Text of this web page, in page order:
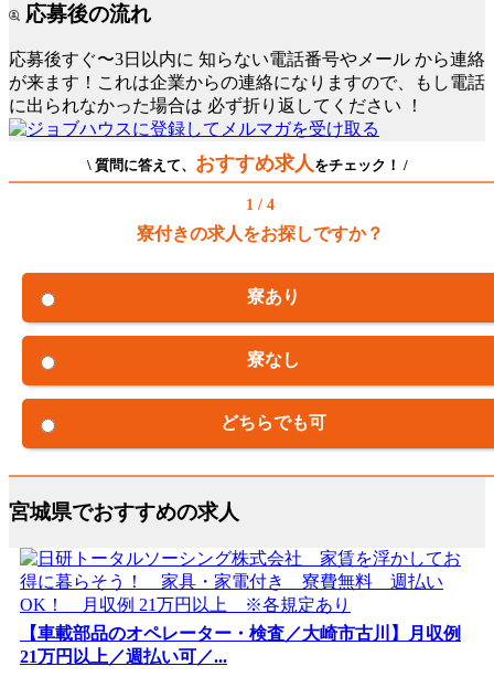
応募後の流れ
応募後すぐ〜3日以内に 知らない電話番号やメール から連絡
が来ます！これは企業からの連絡になりますので、もし電話
に出られなかった場合は 必ず折り返してください ！
\ 質問に答えて、 おすすめ求人をチェック！ /
1 / 4
寮付きの求人をお探しですか？
寮あり
寮なし
どちらでも可
宮城県でおすすめの求人
【車載部品のオペレーター・検査／大崎市古川】月収例
21万円以上／週払い可／...